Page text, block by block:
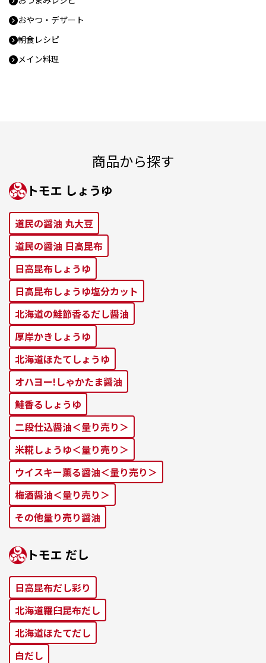
おやつ・デザート
朝食レシピ
メイン料理
商品から探す
トモエ しょうゆ
道⺠の醤油 丸⼤⾖
道⺠の醤油 ⽇⾼昆布
⽇⾼昆布しょうゆ
⽇⾼昆布しょうゆ塩分カット
北海道の鮭節⾹るだし醤油
厚岸かきしょうゆ
北海道ほたてしょうゆ
オハヨー!しゃかたま醤油
鮭⾹るしょうゆ
二段仕込醤油＜量り売り＞
米糀しょうゆ＜量り売り＞
ウイスキー薫る醤油＜量り売り＞
梅酒醤油＜量り売り＞
その他量り売り醤油
トモエ だし
⽇⾼昆布だし彩り
北海道羅⾅昆布だし
北海道ほたてだし
⽩だし